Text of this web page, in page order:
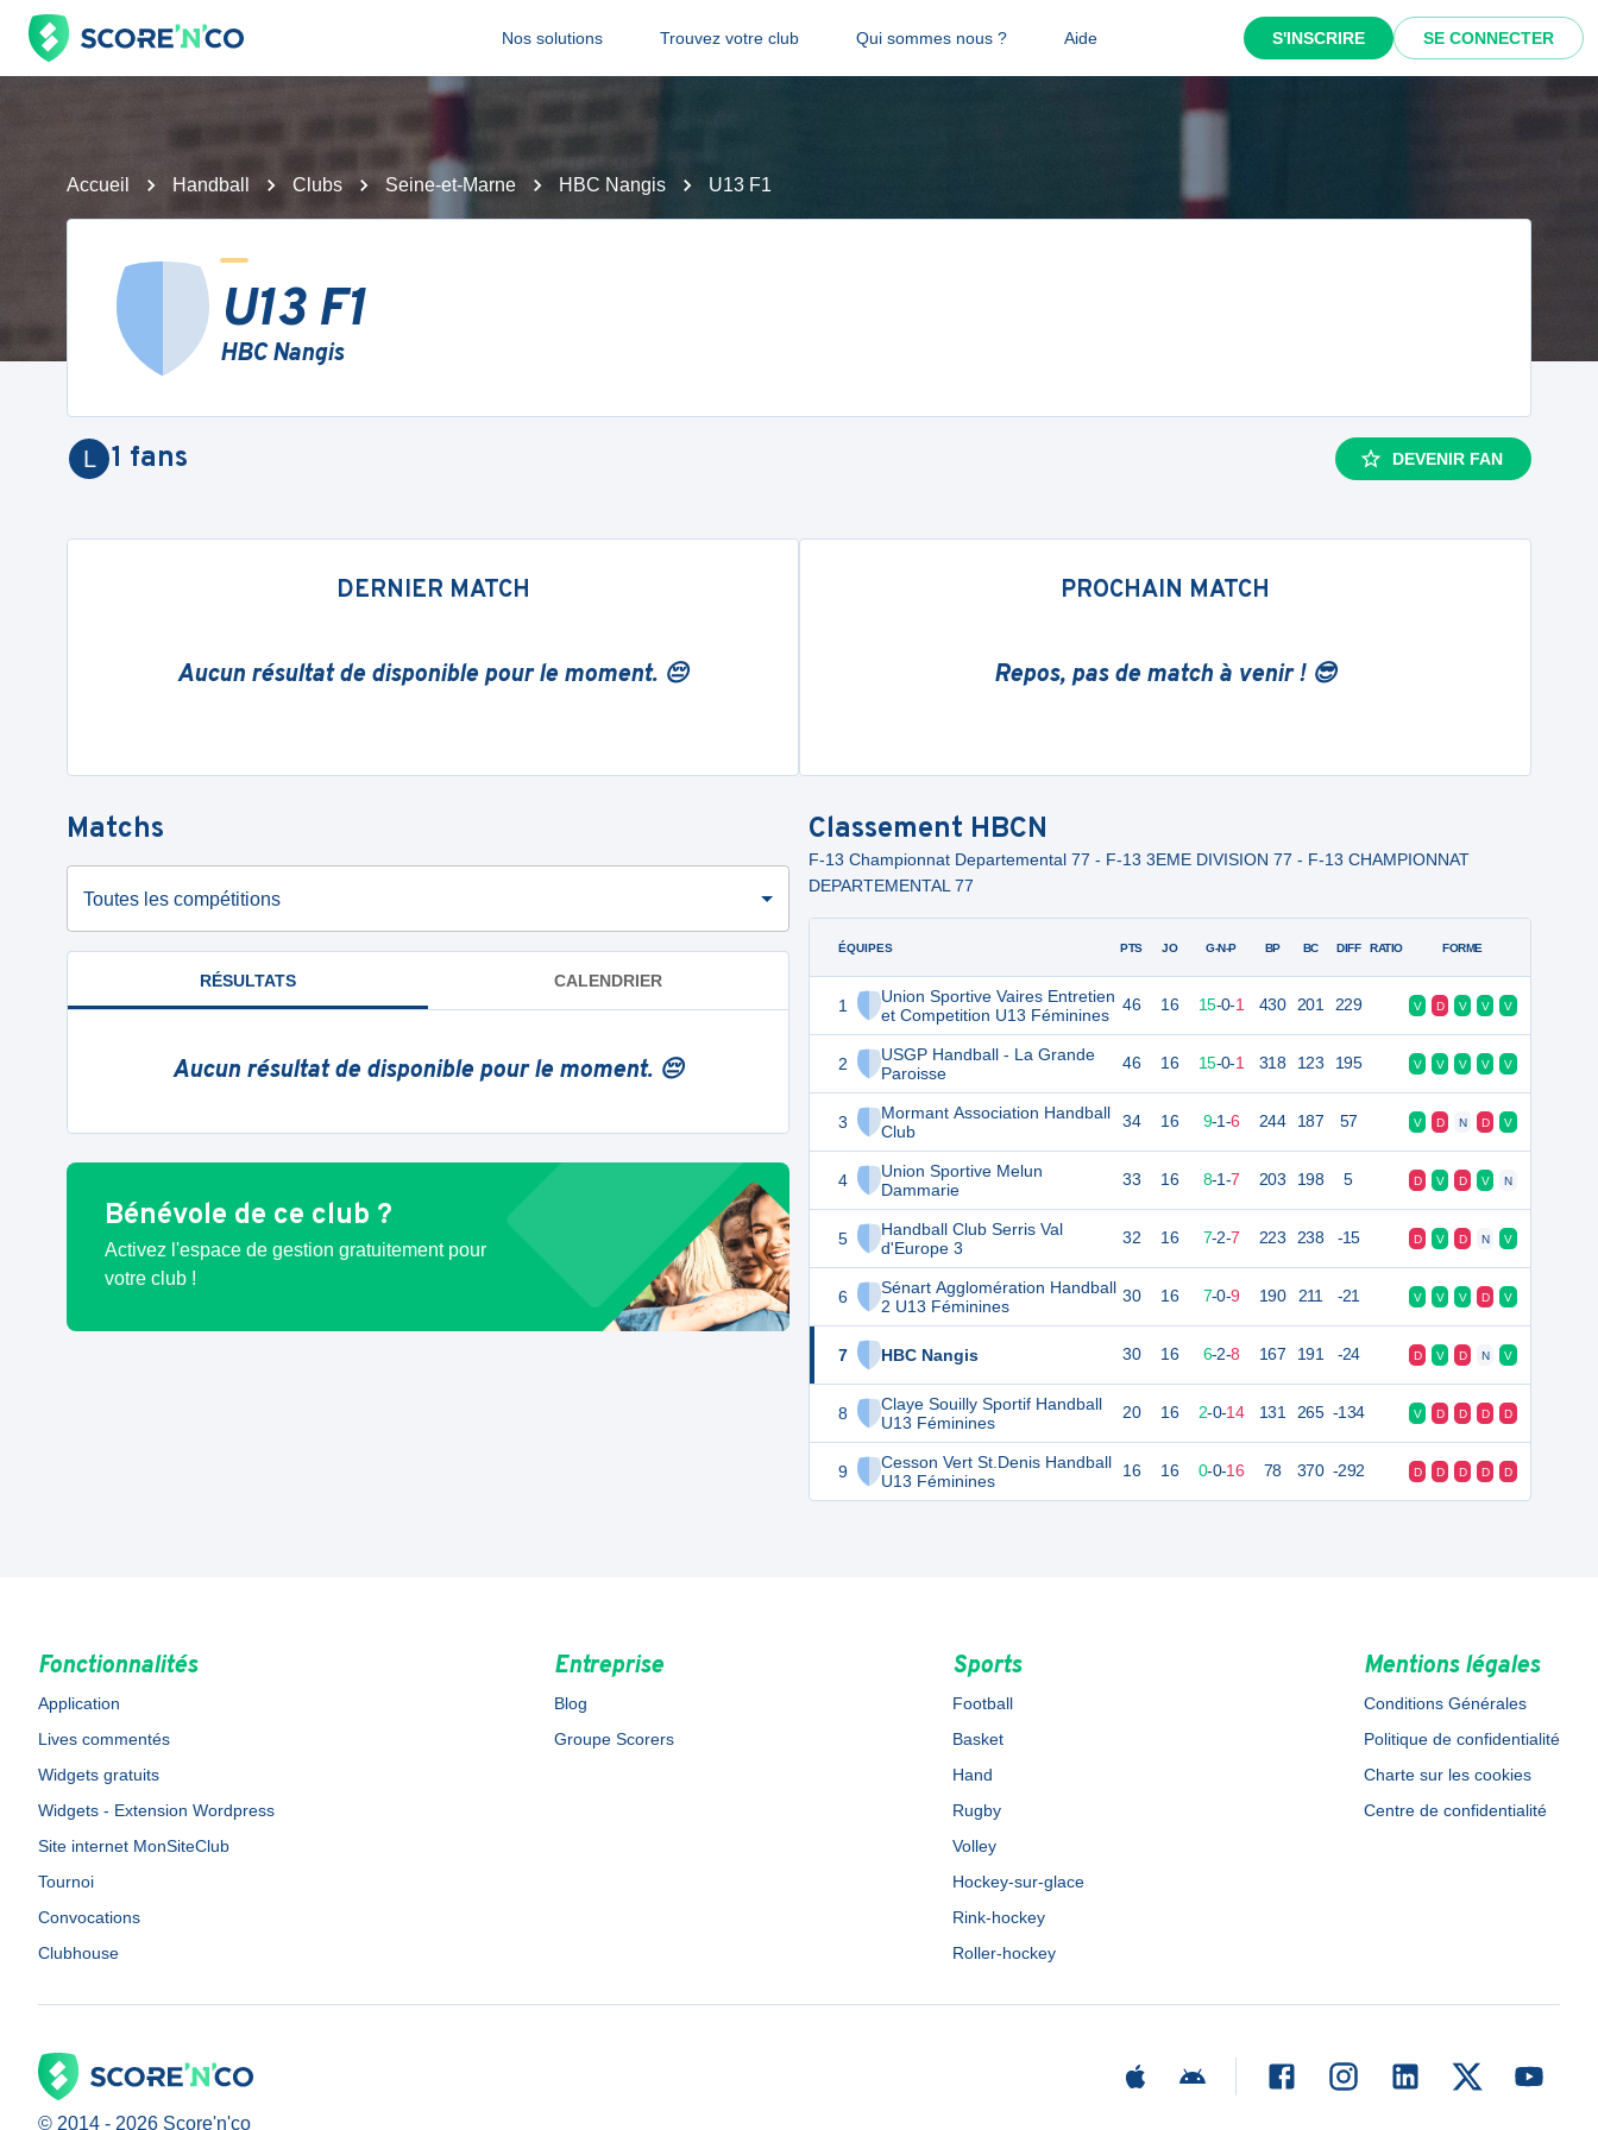
Nos solutions Trouvez votre club Qui sommes nous ? Aide S'INSCRIRE SE CONNECTER
Accueil Handball Clubs Seine-et-Marne HBC Nangis U13 F1
U13 F1
HBC Nangis
L 1 fans DEVENIR FAN
DERNIER MATCH
Aucun résultat de disponible pour le moment. 😔
PROCHAIN MATCH
Repos, pas de match à venir ! 😎
Matchs
Toutes les compétitions
RÉSULTATS CALENDRIER
Aucun résultat de disponible pour le moment. 😔
Bénévole de ce club ?
Activez l'espace de gestion gratuitement pour
votre club !
Classement HBCN
F-13 Championnat Departemental 77 - F-13 3EME DIVISION 77 - F-13 CHAMPIONNAT
DEPARTEMENTAL 77
ÉQUIPES
1
Union Sportive Vaires Entretien
et Competition U13 Féminines
2
USGP Handball - La Grande
Paroisse
3
Mormant Association Handball
Club
4
Union Sportive Melun
Dammarie
5
Handball Club Serris Val
d'Europe 3
6
Sénart Agglomération Handball
2 U13 Féminines
7 HBC Nangis
8
Claye Souilly Sportif Handball
U13 Féminines
9
Cesson Vert St.Denis Handball
U13 Féminines
PTS JO G-N-P BP BC DIFF RATIO FORME
46 16 15-0-1 430 201 229 V D V V V
46 16 15-0-1 318 123 195 V V V V V
34 16 9-1-6 244 187 57 V D N D V
33 16 8-1-7 203 198 5 D V D V N
32 16 7-2-7 223 238 -15 D V D N V
30 16 7-0-9 190 211 -21 V V V D V
30 16 6-2-8 167 191 -24 D V D N V
20 16 2-0-14 131 265 -134 V D D D D
16 16 0-0-16 78 370 -292 D D D D D
Fonctionnalités
Application
Lives commentés
Widgets gratuits
Widgets - Extension Wordpress
Site internet MonSiteClub
Tournoi
Convocations
Clubhouse
Entreprise
Blog
Groupe Scorers
Sports
Football
Basket
Hand
Rugby
Volley
Hockey-sur-glace
Rink-hockey
Roller-hockey
Mentions légales
Conditions Générales
Politique de confidentialité
Charte sur les cookies
Centre de confidentialité
© 2014 - 2026 Score'n'co